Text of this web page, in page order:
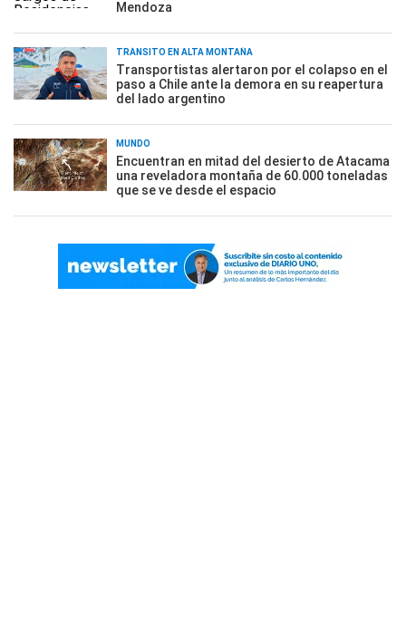
Mendoza
TRÁNSITO EN ALTA MONTAÑA
Transportistas alertaron por el colapso en el
paso a Chile ante la demora en su reapertura
del lado argentino
MUNDO
Encuentran en mitad del desierto de Atacama
una reveladora montaña de 60.000 toneladas
que se ve desde el espacio